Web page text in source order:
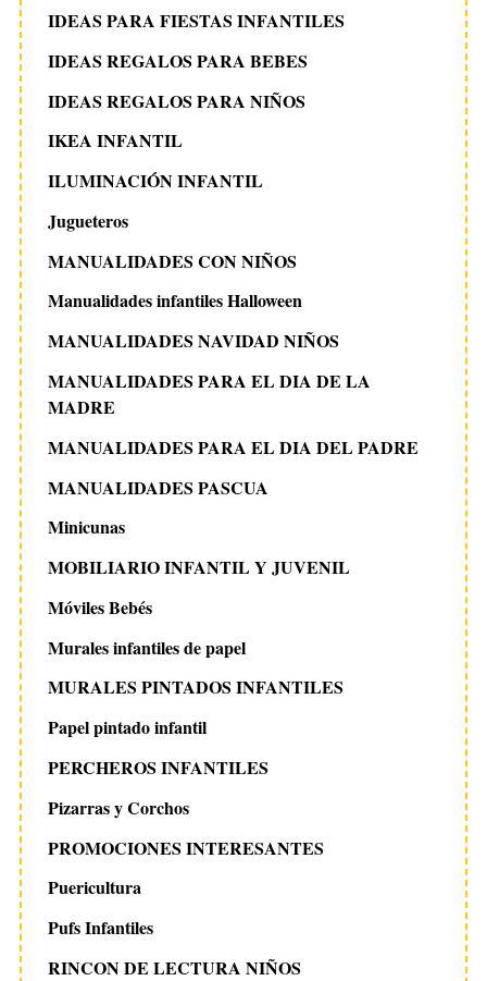
IDEAS PARA FIESTAS INFANTILES
IDEAS REGALOS PARA BEBES
IDEAS REGALOS PARA NIÑOS
IKEA INFANTIL
ILUMINACIÓN INFANTIL
Jugueteros
MANUALIDADES CON NIÑOS
Manualidades infantiles Halloween
MANUALIDADES NAVIDAD NIÑOS
MANUALIDADES PARA EL DIA DE LA
MADRE
MANUALIDADES PARA EL DIA DEL PADRE
MANUALIDADES PASCUA
Minicunas
MOBILIARIO INFANTIL Y JUVENIL
Móviles Bebés
Murales infantiles de papel
MURALES PINTADOS INFANTILES
Papel pintado infantil
PERCHEROS INFANTILES
Pizarras y Corchos
PROMOCIONES INTERESANTES
Puericultura
Pufs Infantiles
RINCON DE LECTURA NIÑOS